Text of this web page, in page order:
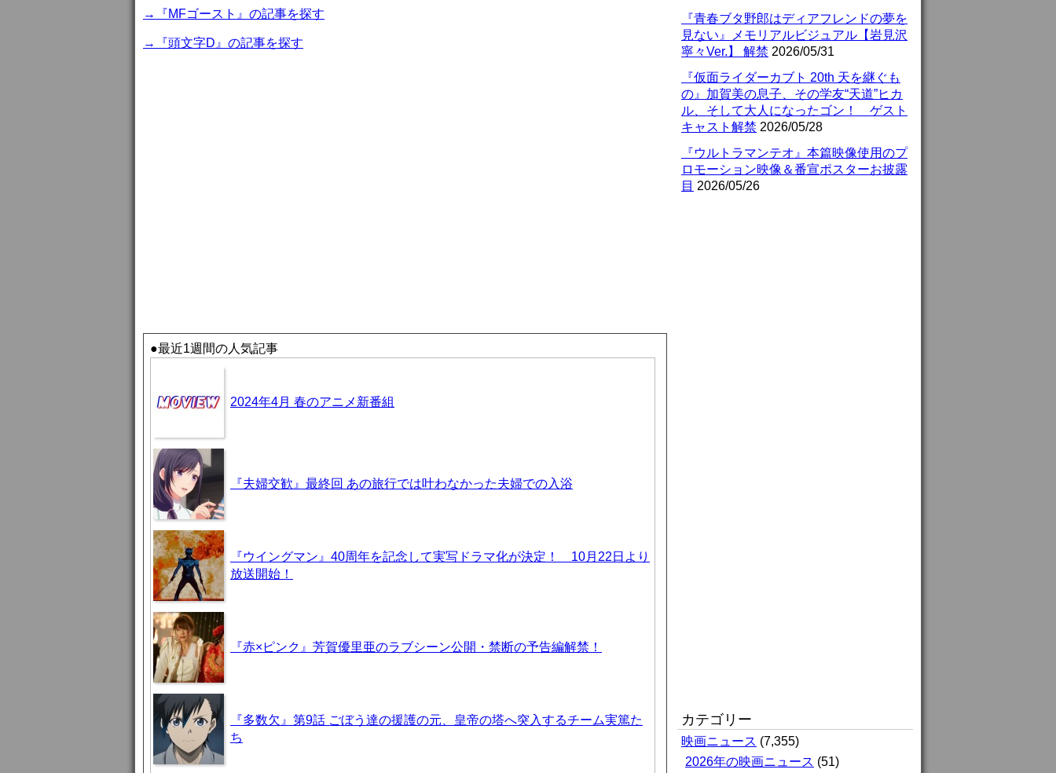
→『MFゴースト』の記事を探す
→『頭文字D』の記事を探す
●最近1週間の人気記事
2024年4月 春のアニメ新番組
『夫婦交歓』最終回 あの旅行では叶わなかった夫婦での入浴
『ウイングマン』40周年を記念して実写ドラマ化が決定！ 10月22日より
放送開始！
『赤×ピンク』芳賀優里亜のラブシーン公開・禁断の予告編解禁！
『多数欠』第9話 ごぼう達の援護の元、皇帝の塔へ突入するチーム実篤た
ち
『青春ブタ野郎はディアフレンドの夢を
見ない』メモリアルビジュアル【岩見沢
寧々Ver.】 解禁 2026/05/31
『仮面ライダーカブト 20th 天を継ぐも
の』加賀美の息子、その学友“天道”ヒカ
ル、そして大人になったゴン！ ゲスト
キャスト解禁 2026/05/28
『ウルトラマンテオ』本篇映像使用のプ
ロモーション映像＆番宣ポスターお披露
目 2026/05/26
カテゴリー
映画ニュース (7,355)
2026年の映画ニュース (51)